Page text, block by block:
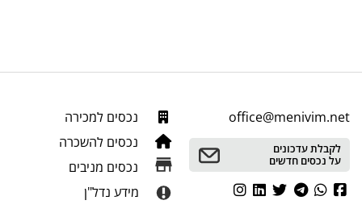
office@menivim.net
לקבלת עדכונים
על נכסים חדשים
נכסים למכירה
נכסים להשכרה
נכסים מניבים
מידע נדל"ן